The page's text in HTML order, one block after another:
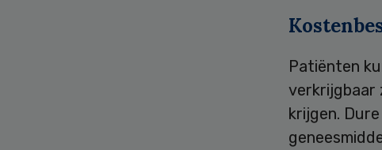
Patiënten
verkrijgbaar
krijgen.